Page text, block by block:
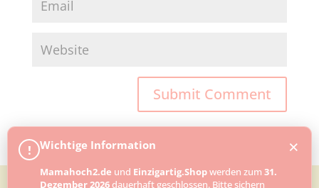
! Wichtige Information
Mamahoch2.de und Einzigartig.Shopwerden zum 31.
Dezember 2026dauerhaft geschlossen. Bitte sichern
×